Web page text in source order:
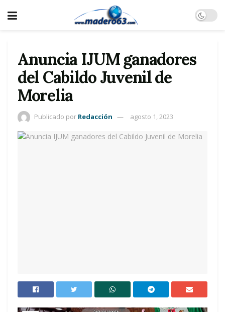
Anuncia IJUM ganadores
del Cabildo Juvenil de
Morelia
Publicado por Redacción agosto 1, 2023